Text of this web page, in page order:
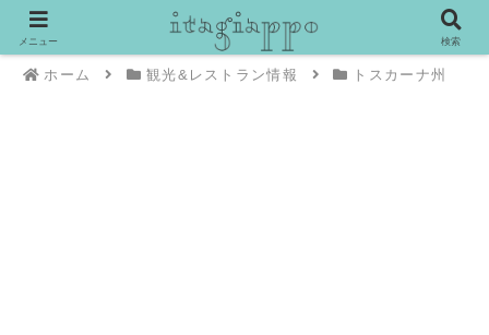
ホーム 観光&レストラン情報 トスカーナ州
メニュー 検索